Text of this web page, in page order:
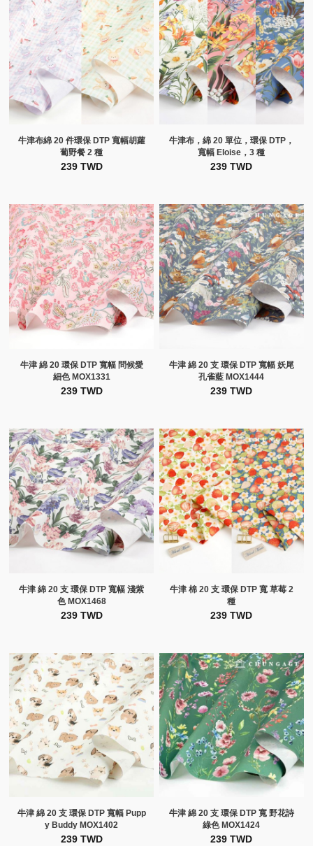
牛津布綿 20 件環保 DTP 寬幅胡蘿
蔔野餐 2 種
239 TWD
牛津布，綿 20 單位，環保 DTP，
寬幅 Eloise，3 種
239 TWD
牛津 綿 20 環保 DTP 寬幅 問候愛
細色 MOX1331
239 TWD
牛津 綿 20 支 環保 DTP 寬幅 妖尾
孔雀藍 MOX1444
239 TWD
牛津 綿 20 支 環保 DTP 寬幅 淺紫
色 MOX1468
239 TWD
牛津 棉 20 支 環保 DTP 寬 草莓 2
種
239 TWD
牛津 綿 20 支 環保 DTP 寬幅 Pupp
y Buddy MOX1402
239 TWD
牛津 綿 20 支 環保 DTP 寬 野花詩
綠色 MOX1424
239 TWD